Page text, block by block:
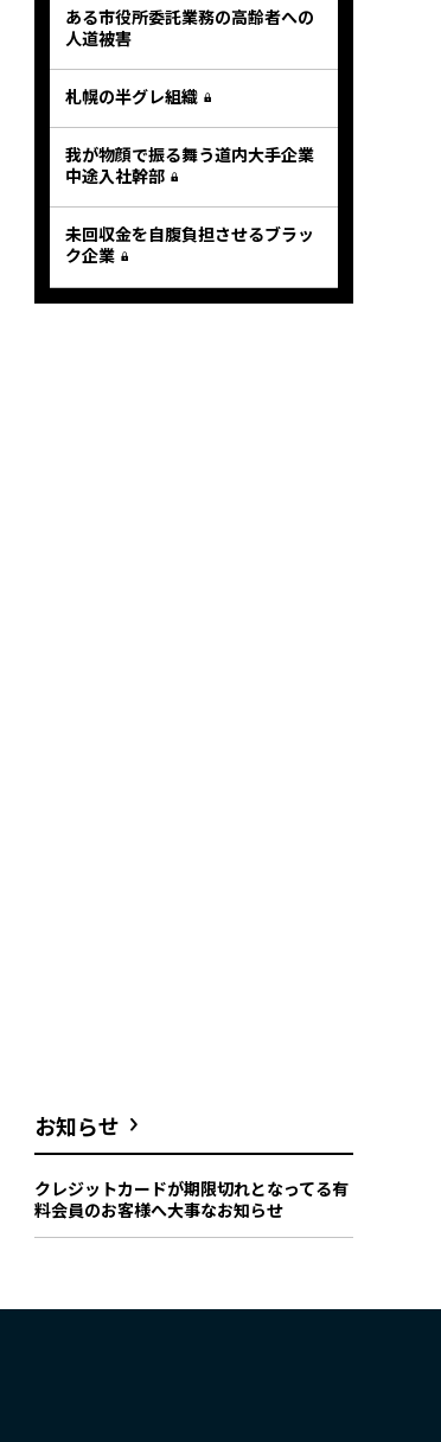
ある市役所委託業務の高齢者への
人道被害
札幌の半グレ組織
我が物顔で振る舞う道内大手企業
中途入社幹部
未回収金を自腹負担させるブラッ
ク企業
お知らせ
クレジットカードが期限切れとなってる有
料会員のお客様へ大事なお知らせ